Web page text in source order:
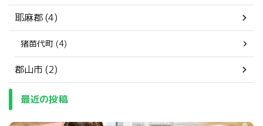
耶麻郡 (4)
猪苗代町 (4)
郡山市 (2)
最近の投稿